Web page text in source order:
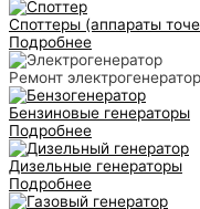
Споттеры (аппараты
Подробнее
Ремонт
Бензиновые генераторы
Подробнее
Дизельные генераторы
Подробнее